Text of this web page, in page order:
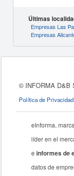
Últimas
Empresas Las
Empresas
© INFORMA D&B
Política de Privacidad
eInforma,
líder en el
einformes de
datos de